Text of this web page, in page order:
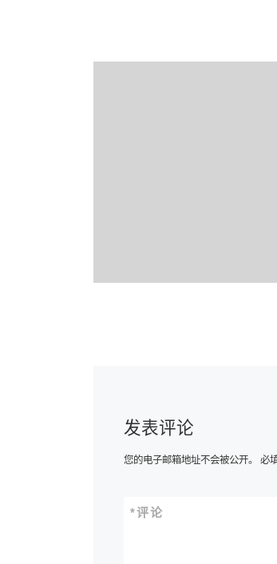
发表评论
您的电子邮箱地址不会被公开。 必
评论
*